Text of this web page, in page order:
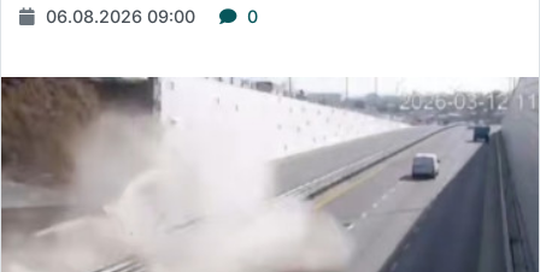
06.08.2026 09:00 0